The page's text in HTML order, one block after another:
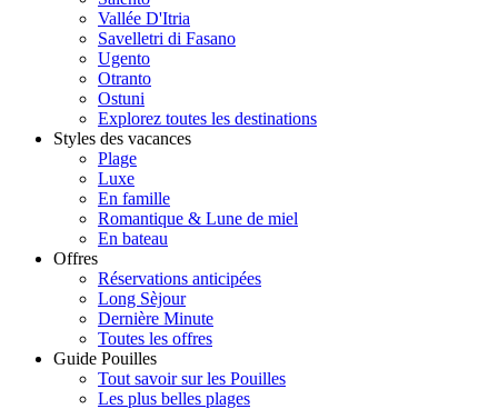
Vallée D'Itria
Savelletri di Fasano
Ugento
Otranto
Ostuni
Explorez toutes les destinations
Styles des vacances
Plage
Luxe
En famille
Romantique & Lune de miel
En bateau
Offres
Réservations anticipées
Long Sèjour
Dernière Minute
Toutes les offres
Guide Pouilles
Tout savoir sur les Pouilles
Les plus belles plages